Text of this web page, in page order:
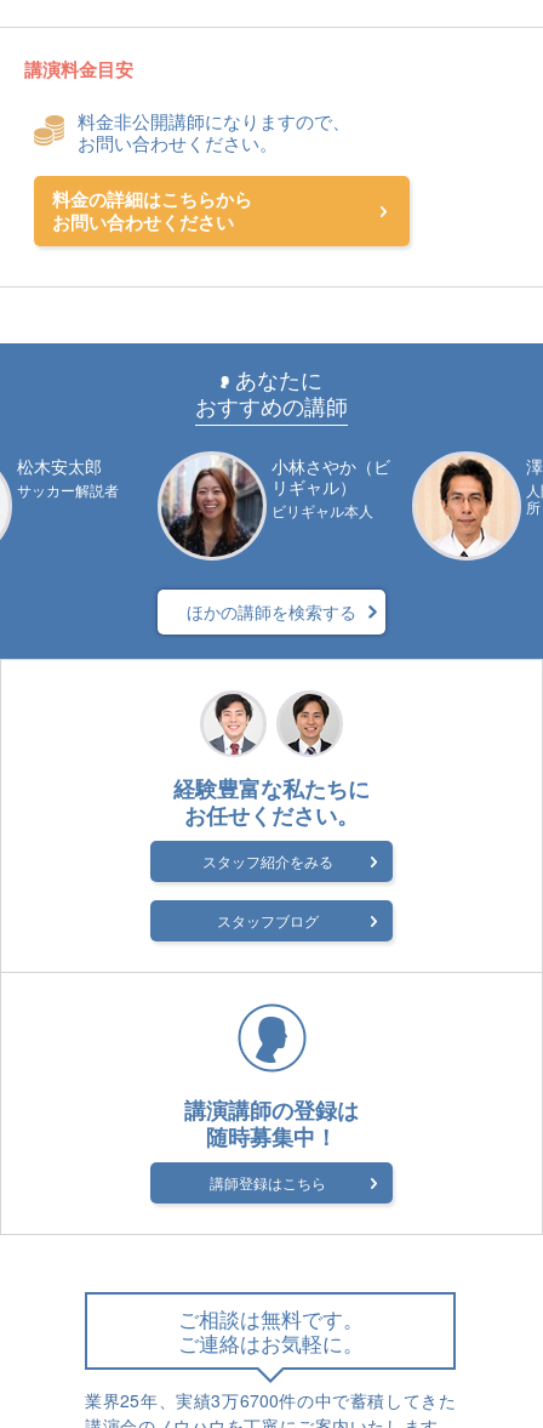
・クライマックスシリーズ 出場4回2008年、2009年、
＜現役時代の成績＞
113本塁打 打率.254 ・ リーグ優勝 2 回 （1979、1980
年）・ベストナイン 3 回（1979、1980、1981年）・ゴール
スター出場 7回（1979 1983年、1985、1986年）・1000 試
合出場（1984年6月14日 対ロッテ 15 回戦/金沢）・100 本
塁打（1985年7月11日 対日本ハム 13回戦/後楽園）
805勝776敗
講演料金目安
料金非公開講師になりますので、
お問い合わせください。
料金の詳細はこちらから
お問い合わせください
あなたに
おすすめの講師
松木安太郎
サッカー解説者
小林さやか（ビ
リギャル）
ビリギャル本人
ほかの講師を検索する
経験豊富な私たちに
お任せください。
スタッフ紹介をみる
スタッフブログ
講演講師の登録は
随時募集中！
講師登録はこちら
ご相談は無料です。
ご連絡はお気軽に。
業界25年、実績3万6700件の中で蓄積してきた